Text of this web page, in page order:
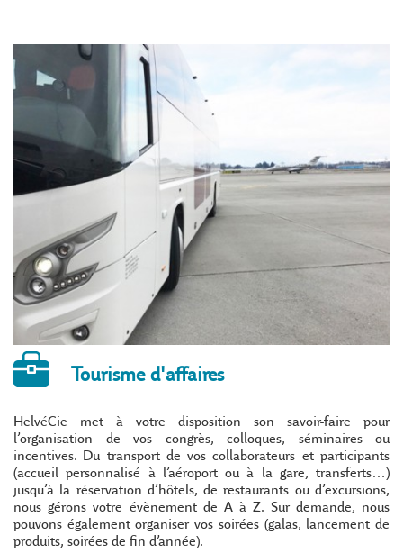
Tourisme d'affaires
HelvéCie met à votre disposition son savoir-faire pour
l’organisation de vos congrès, colloques, séminaires ou
incentives. Du transport de vos collaborateurs et participants
(accueil personnalisé à l’aéroport ou à la gare, transferts…)
jusqu’à la réservation d’hôtels, de restaurants ou d’excursions,
nous gérons votre évènement de A à Z. Sur demande, nous
pouvons également organiser vos soirées (galas, lancement de
produits, soirées de fin d’année).